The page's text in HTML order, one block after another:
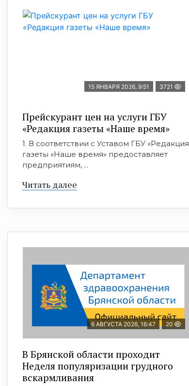
15 ЯНВАРЯ 2026, 9:51 3721
Прейскурант цен на услуги ГБУ
«Редакция газеты «Наше время»
1. В соответствии с Уставом ГБУ «Редакция
газеты «Наше время» предоставляет
предприятиям, ...
Читать далее
6 АВГУСТА 2026, 16:47 20
В Брянской области проходит
Неделя популяризации грудного
вскармливания